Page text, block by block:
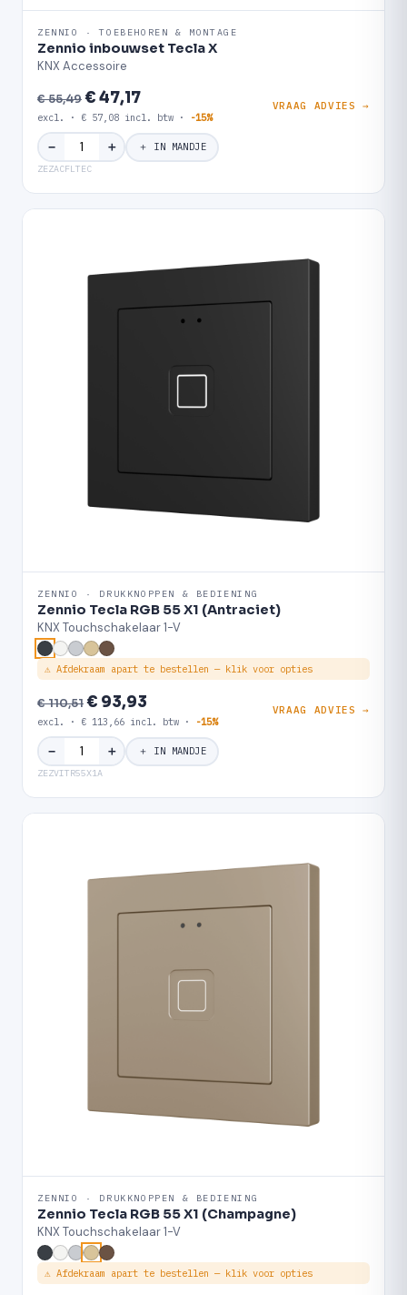
ZENNIO · TOEBEHOREN & MONTAGE
Zennio inbouwset Tecla X
KNX Accessoire
€ 55,49€ 47,17
excl. · € 57,08 incl. btw · -15%
VRAAG ADVIES →
− ＋ ＋ IN MANDJE
ZEZACFLTEC
ZENNIO · DRUKKNOPPEN & BEDIENING
Zennio Tecla RGB 55 X1 (Antraciet)
KNX Touchschakelaar 1-V
⚠ Afdekraam apart te bestellen — klik voor opties
€ 110,51€ 93,93
excl. · € 113,66 incl. btw · -15%
VRAAG ADVIES →
− ＋ ＋ IN MANDJE
ZEZVITR55X1A
ZENNIO · DRUKKNOPPEN & BEDIENING
Zennio Tecla RGB 55 X1 (Champagne)
KNX Touchschakelaar 1-V
⚠ Afdekraam apart te bestellen — klik voor opties